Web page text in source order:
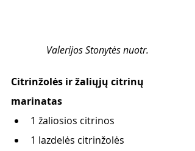
Valerijos Stonytės nuotr.
Citrinžolės ir žaliųjų citrinų
marinatas
1 žaliosios citrinos
1 lazdelės citrinžolės